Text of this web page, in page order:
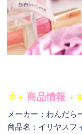
☆+.商品情報
メーカー：わんだら
商品名：イリヤスフ